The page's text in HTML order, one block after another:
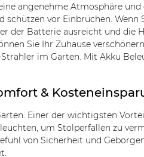
angenehme Atmosphäre
vor Einbrüchen. Wenn
der Batterie ausreicht und die
Sie Ihr Zuhause
im Garten. Mit Akku
&
Einer der wichtigsten
um Stolperfallen zu
von Sicherheit und